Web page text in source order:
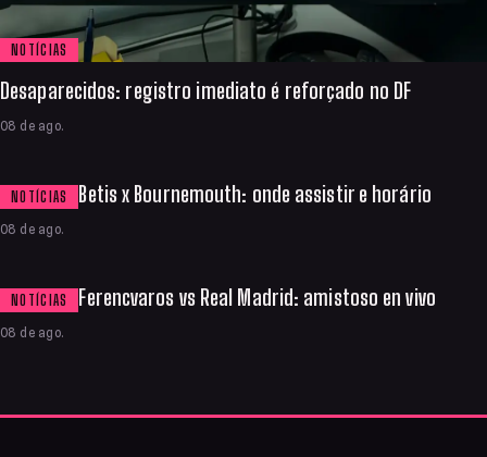
NOTÍCIAS
Desaparecidos: registro imediato é reforçado no DF
08 de ago.
NOTÍCIAS Betis x Bournemouth: onde assistir e horário
08 de ago.
NOTÍCIAS Ferencvaros vs Real Madrid: amistoso en vivo
08 de ago.